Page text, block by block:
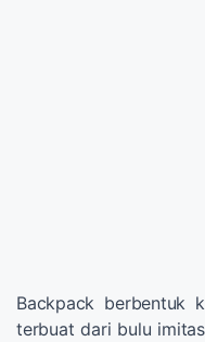
Backpack berbentuk
terbuat dari bulu